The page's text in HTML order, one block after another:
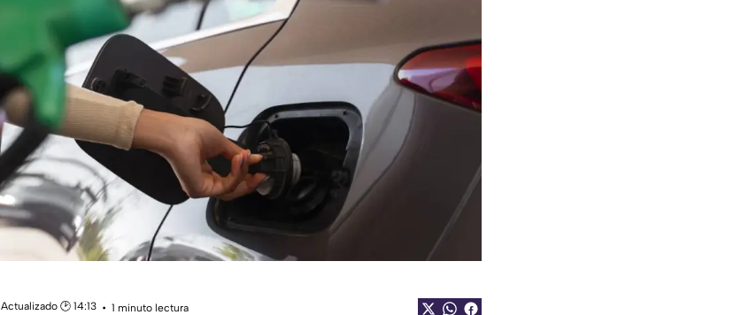
| Actualizado 🕑 14:13
1 minuto lectura